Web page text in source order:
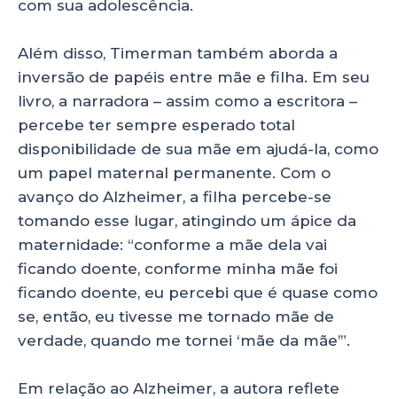
com sua adolescência.
Além disso, Timerman também aborda a
inversão de papéis entre mãe e filha. Em seu
livro, a narradora – assim como a escritora –
percebe ter sempre esperado total
disponibilidade de sua mãe em ajudá-la, como
um papel maternal permanente. Com o
avanço do Alzheimer, a filha percebe-se
tomando esse lugar, atingindo um ápice da
maternidade: “conforme a mãe dela vai
ficando doente, conforme minha mãe foi
ficando doente, eu percebi que é quase como
se, então, eu tivesse me tornado mãe de
verdade, quando me tornei ‘mãe da mãe’”.
Em relação ao Alzheimer, a autora reflete